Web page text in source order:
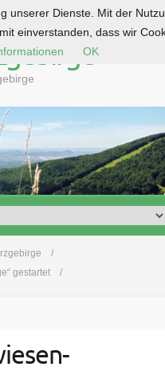
gestartet
unserer Dienste. Mit der
einverstanden, dass wir
OK